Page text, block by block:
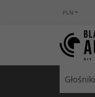
PLN
Głośniki